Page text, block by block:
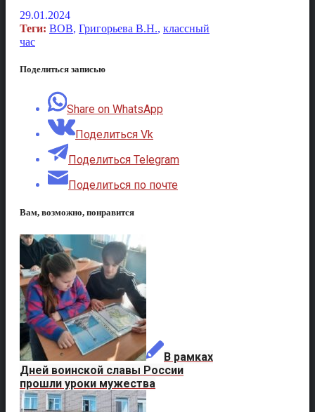
29.01.2024
Теги: ВОВ, Григорьева В.Н., классный
час
Поделиться записью
Share on WhatsApp
Поделиться Vk
Поделиться Telegram
Поделиться по почте
Вам, возможно, понравится
В рамках
Дней воинской славы России
прошли уроки мужества